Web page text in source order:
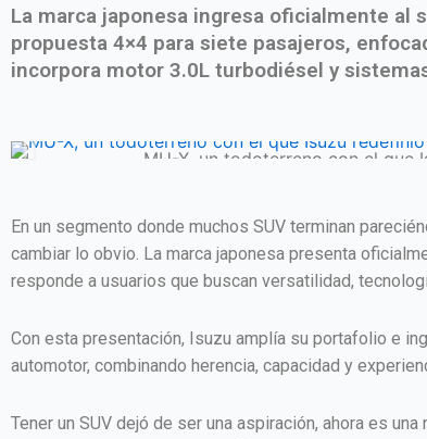
La marca japonesa ingresa oficialmente al
propuesta 4×4 para siete pasajeros,
incorpora motor 3.0L turbodiésel y
MU-X, un todoterreno con el que
En un segmento donde muchos SUV terminan
cambiar lo obvio. La marca japonesa presenta
responde a usuarios que buscan versatilidad,
Con esta presentación, Isuzu amplía su portafolio e
automotor, combinando herencia, capacidad y
Tener un SUV dejó de ser una aspiración, ahora es